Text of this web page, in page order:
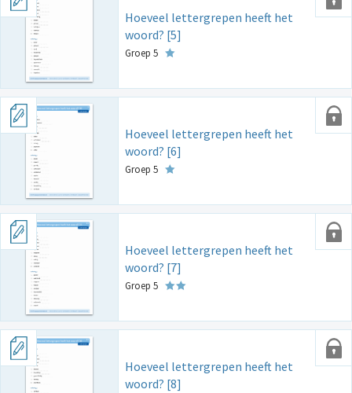
Hoeveel lettergrepen heeft het
woord? [5]
Groep 5
Hoeveel lettergrepen heeft het
woord? [6]
Groep 5
Hoeveel lettergrepen heeft het
woord? [7]
Groep 5
Hoeveel lettergrepen heeft het
woord? [8]